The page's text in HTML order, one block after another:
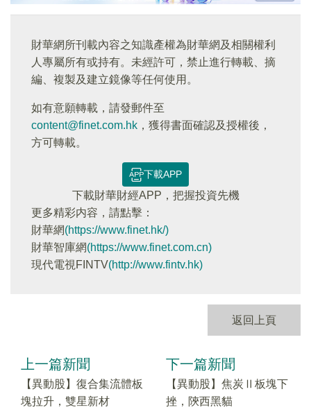
財華網所刊載內容之知識產權為財華網及相關權利
人專屬所有或持有。未經許可，禁止進行轉載、摘
編、複製及建立鏡像等任何使用。
如有意願轉載，請發郵件至
content@finet.com.hk ，獲得書面確認及授權後，
方可轉載。
下載APP
下載財華財經APP，把握投資先機
更多精彩内容，請點擊：
財華網(https://www.finet.hk/)
財華智庫網(https://www.finet.com.cn)
現代電視FINTV(http://www.fintv.hk)
返回上頁
上一篇新聞
【異動股】復合集流體板
塊拉升，雙星新材
下一篇新聞
【異動股】焦炭Ⅱ板塊下
挫，陝西黑貓